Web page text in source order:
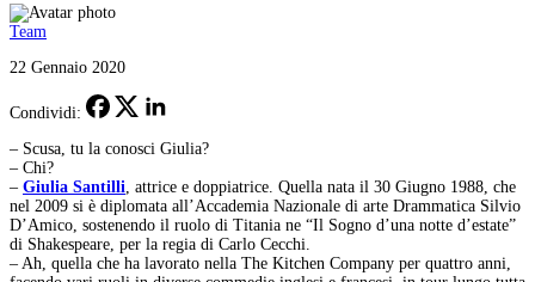
Team
22 Gennaio 2020
Condividi:
– Scusa, tu la conosci Giulia?
– Chi?
– Giulia Santilli , attrice e doppiatrice. Quella nata il 30 Giugno 1988, che
nel 2009 si è diplomata all’Accademia Nazionale di arte Drammatica Silvio
D’Amico, sostenendo il ruolo di Titania ne “Il Sogno d’una notte d’estate”
di Shakespeare, per la regia di Carlo Cecchi.
– Ah, quella che ha lavorato nella The Kitchen Company per quattro anni,